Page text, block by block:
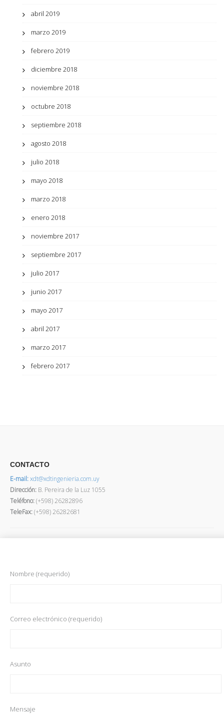
abril 2019
marzo 2019
febrero 2019
diciembre 2018
noviembre 2018
octubre 2018
septiembre 2018
agosto 2018
julio 2018
mayo 2018
marzo 2018
enero 2018
noviembre 2017
septiembre 2017
julio 2017
junio 2017
mayo 2017
abril 2017
marzo 2017
febrero 2017
CONTACTO
E-mail:xdt@xdtingenieria.com.uy
Dirección: B. Pereira de la Luz 1055
Teléfono:(+598) 26282896
TeleFax:(+598) 26282681
Nombre (requerido)
Correo electrónico (requerido)
Asunto
Mensaje